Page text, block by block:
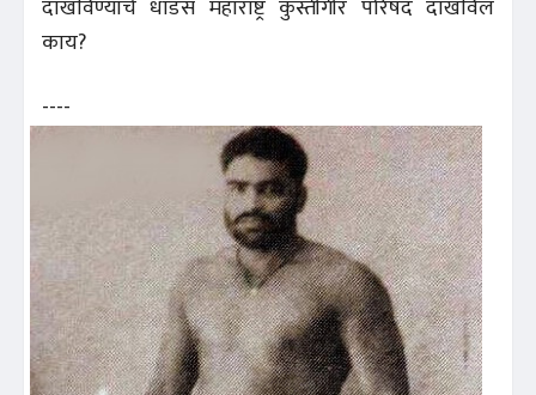
दाखविण्याचे धाडस महाराष्ट्र कुस्तीगीर परिषद दाखविल
काय?
----